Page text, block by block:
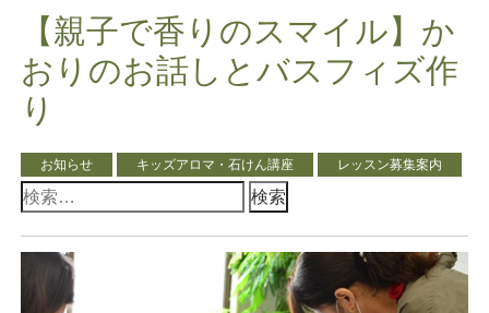
【親子で香りのスマイル】か
おりのお話しとバスフィズ作
り
お知らせ キッズアロマ・石けん講座 レッスン募集案内
検